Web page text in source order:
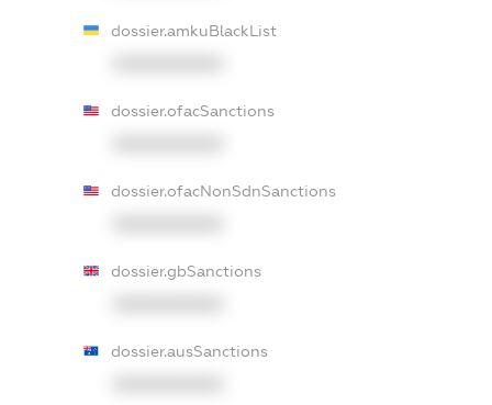
dossier.amkuBlackList
dossier.ofacSanctions
dossier.ofacNonSdnSanctions
dossier.gbSanctions
dossier.ausSanctions